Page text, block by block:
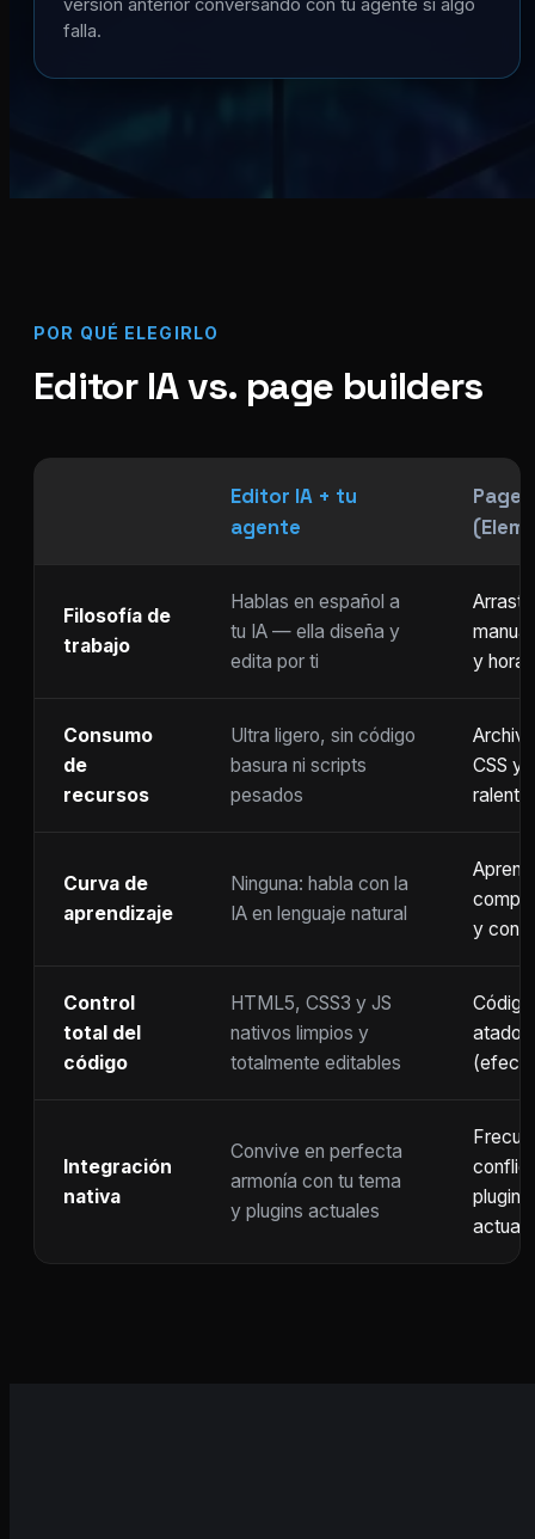
versión anterior conversando con tu agente si algo
falla.
POR QUÉ ELEGIRLO
Editor IA vs. page builders
Editor IA + tu
agente
Page
Filosofía de
trabajo
Hablas en español a
tu IA — ella diseña y
edita por ti
y horas
Consumo
de
recursos
Ultra ligero, sin código
basura ni scripts
pesados
CSS y
Curva de
aprendizaje
Ninguna: habla con la
IA en lenguaje natural
y
Control
total del
código
HTML5, CSS3 y JS
nativos limpios y
totalmente editables
atado
Integración
nativa
Convive en perfecta
armonía con tu tema
y plugins actuales